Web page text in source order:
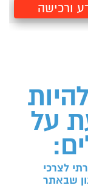
ורכישה
על
לצרכי
שבאתר